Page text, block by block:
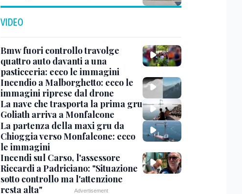
VIDEO
Bmw fuori controllo travolge
quattro auto davanti a una
pasticceria: ecco le immagini
Incendio a Malborghetto: ecco le
immagini riprese dal drone
La nave che trasporta la prima gru
Goliath arriva a Monfalcone
La partenza della maxi gru da
Chioggia verso Monfalcone: ecco
le immagini
Incendi sul Carso, l'assessore
Riccardi a Padriciano: "Situazione
sotto controllo ma l'attenzione
resta alta"